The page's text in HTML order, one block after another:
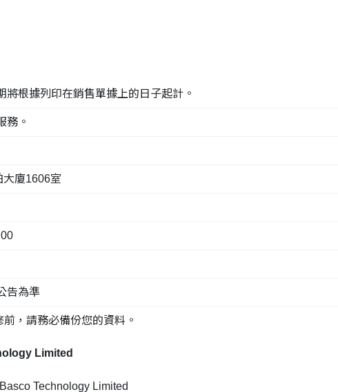
根據列印在銷售單據上的日子起計。
務。
廈1606室
告為準
，請務必備份您的資料。
Limited
Technology Limited